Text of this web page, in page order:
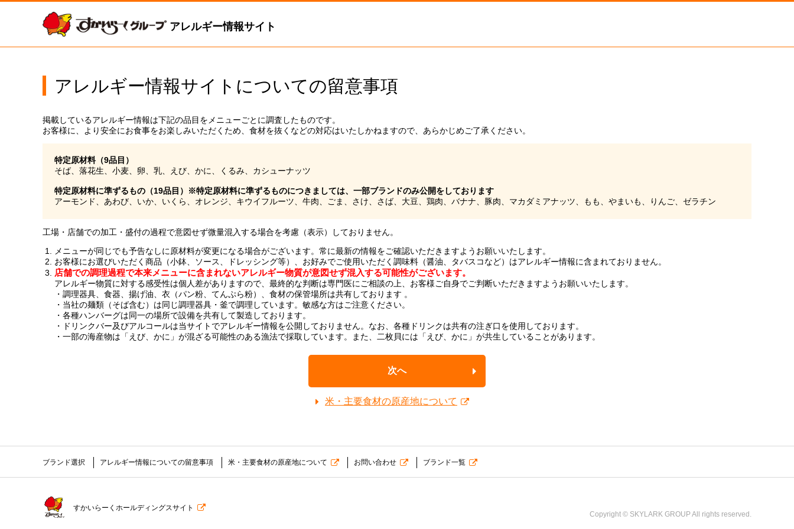
アレルギー情報サイト
アレルギー情報サイトについての留意事項
掲載しているアレルギー情報は下記の品目をメニューごとに調査したものです。
お客様に、より安全にお食事をお楽しみいただくため、食材を抜くなどの対応はいたしかねますので、あらかじめご了承ください。
特定原材料（9品目）
そば、落花生、小麦、卵、乳、えび、かに、くるみ、カシューナッツ
特定原材料に準ずるもの（19品目）※特定原材料に準ずるものにつきましては、一部ブランドのみ公開をしております
アーモンド、あわび、いか、いくら、オレンジ、キウイフルーツ、牛肉、ごま、さけ、さば、大豆、鶏肉、バナナ、豚肉、マカダミアナッツ、もも、やまいも、りんご、ゼラチン
工場・店舗での加工・盛付の過程で意図せず微量混入する場合を考慮（表示）しておりません。
メニューが同じでも予告なしに原材料が変更になる場合がございます。常に最新の情報をご確認いただきますようお願いいたします。
お客様にお選びいただく商品（小鉢、ソース、ドレッシング等）、お好みでご使用いただく調味料（醤油、タバスコなど）はアレルギー情報に含まれておりません。
店舗での調理過程で本来メニューに含まれないアレルギー物質が意図せず混入する可能性がございます。
アレルギー物質に対する感受性は個人差がありますので、最終的な判断は専門医にご相談の上、お客様ご自身でご判断いただきますようお願いいたします。
調理器具、食器、揚げ油、衣（パン粉、てんぷら粉）、食材の保管場所は共有しております 。
当社の麺類（そば含む）は同じ調理器具・釜で調理しています。敏感な方はご注意ください。
各種ハンバーグは同一の場所で設備を共有して製造しております。
ドリンクバー及びアルコールは当サイトでアレルギー情報を公開しておりません。なお、各種ドリンクは共有の注ぎ口を使用しております。
一部の海産物は「えび、かに」が混ざる可能性のある漁法で採取しています。また、二枚貝には「えび、かに」が共生していることがあります。
次へ
米・主要食材の原産地について
ブランド選択 アレルギー情報についての留意事項 米・主要食材の原産地について お問い合わせ ブランド一覧
すかいらーくホールディングスサイト
Copyright © SKYLARK GROUP All rights reserved.